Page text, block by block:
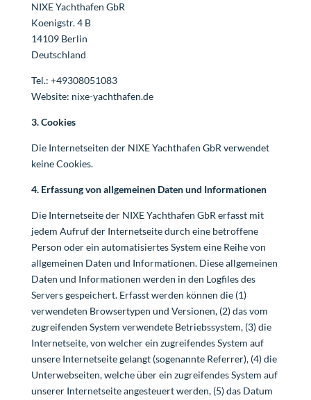
NIXE Yachthafen GbR
Koenigstr. 4 B
14109 Berlin
Deutschland
Tel.: +49308051083
Website: nixe-yachthafen.de
3. Cookies
Die Internetseiten der NIXE Yachthafen GbR verwendet
keine Cookies.
4. Erfassung von allgemeinen Daten und Informationen
Die Internetseite der NIXE Yachthafen GbR erfasst mit
jedem Aufruf der Internetseite durch eine betroffene
Person oder ein automatisiertes System eine Reihe von
allgemeinen Daten und Informationen. Diese allgemeinen
Daten und Informationen werden in den Logfiles des
Servers gespeichert. Erfasst werden können die (1)
verwendeten Browsertypen und Versionen, (2) das vom
zugreifenden System verwendete Betriebssystem, (3) die
Internetseite, von welcher ein zugreifendes System auf
unsere Internetseite gelangt (sogenannte Referrer), (4) die
Unterwebseiten, welche über ein zugreifendes System auf
unserer Internetseite angesteuert werden, (5) das Datum